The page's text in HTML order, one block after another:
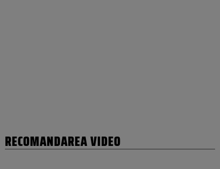
RECOMANDAREA VIDEO